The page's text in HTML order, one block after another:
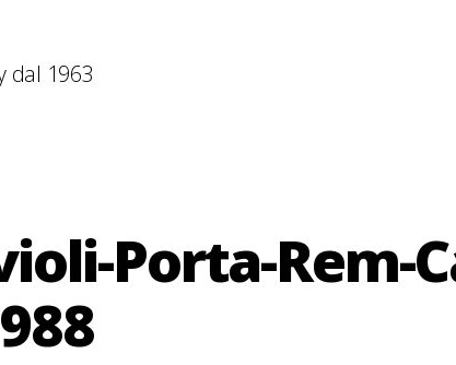
dal 1963
Porta-Rem-